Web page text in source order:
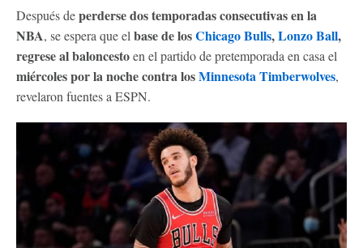
Después deperderse dos temporadas consecutivas en la
NBA, se espera que el base de losChicago Bulls,Lonzo Ball,
regrese al baloncestoen el partido de pretemporada en casa el
miércoles por la noche contra losMinnesota Timberwolves,
revelaron fuentes a ESPN.